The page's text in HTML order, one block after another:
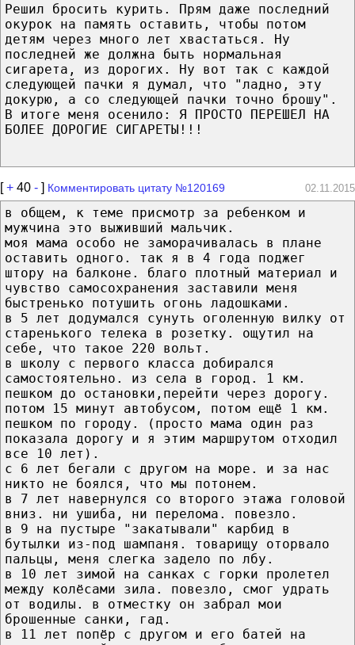
Решил бросить курить. Прям даже последний
окурок на память оставить, чтобы потом
детям через много лет хвастаться. Ну
последней же должна быть нормальная
сигарета, из дорогих. Ну вот так с каждой
следующей пачки я думал, что "ладно, эту
докурю, а со следующей пачки точно брошу".
В итоге меня осенило: Я ПРОСТО ПЕРЕШЕЛ НА
БОЛЕЕ ДОРОГИЕ СИГАРЕТЫ!!!
[+ 40 - ] Комментировать цитату №120169 02.11.2015
в общем, к теме присмотр за ребенком и
мужчина это выживший мальчик.
моя мама особо не заморачивалась в плане
оставить одного. так я в 4 года поджег
штору на балконе. благо плотный материал и
чувство самосохранения заставили меня
быстренько потушить огонь ладошками.
в 5 лет додумался сунуть оголенную вилку от
старенького телека в розетку. ощутил на
себе, что такое 220 вольт.
в школу с первого класса добирался
самостоятельно. из села в город. 1 км.
пешком до остановки,перейти через дорогу.
потом 15 минут автобусом, потом ещё 1 км.
пешком по городу. (просто мама один раз
показала дорогу и я этим маршрутом отходил
все 10 лет).
с 6 лет бегали с другом на море. и за нас
никто не боялся, что мы потонем.
в 7 лет навернулся со второго этажа головой
вниз. ни ушиба, ни перелома. повезло.
в 9 на пустыре "закатывали" карбид в
бутылки из-под шампаня. товарищу оторвало
пальцы, меня слегка задело по лбу.
в 10 лет зимой на санках с горки пролетел
между колёсами зила. повезло, смог удрать
от водилы. в отместку он забрал мои
брошенные санки, гад.
в 11 лет попёр с другом и его батей на